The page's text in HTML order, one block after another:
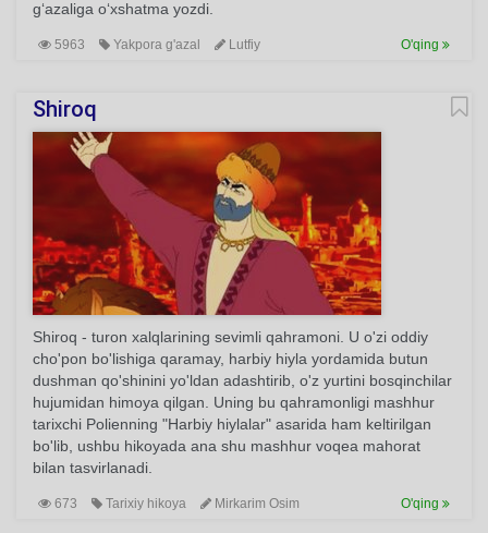
g‘azaliga o‘xshatma yozdi.
5963 Yakpora g'azal Lutfiy O'qing
Shiroq
Shiroq - turon xalqlarining sevimli qahramoni. U o'zi oddiy
cho'pon bo'lishiga qaramay, harbiy hiyla yordamida butun
dushman qo'shinini yo'ldan adashtirib, o'z yurtini bosqinchilar
hujumidan himoya qilgan. Uning bu qahramonligi mashhur
tarixchi Polienning "Harbiy hiylalar" asarida ham keltirilgan
bo'lib, ushbu hikoyada ana shu mashhur voqea mahorat
bilan tasvirlanadi.
673 Tarixiy hikoya Mirkarim Osim O'qing